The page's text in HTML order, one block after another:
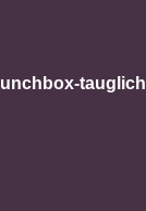
tauglich